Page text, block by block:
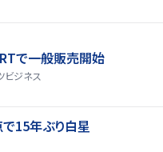
で一般販売開始
ビジネス
15年ぶり白星